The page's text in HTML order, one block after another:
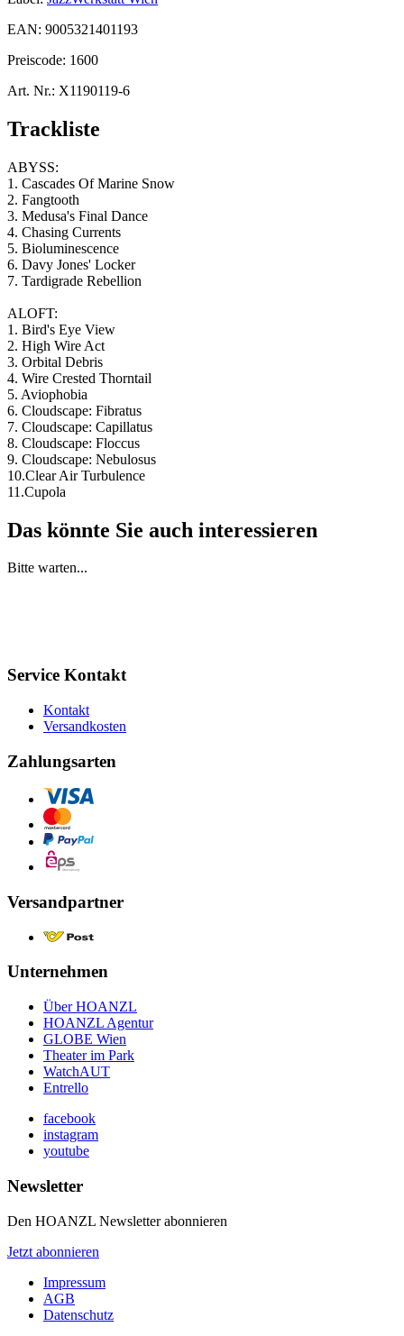
EAN: 9005321401193
Preiscode: 1600
Art. Nr.: X1190119-6
Trackliste
ABYSS:
1. Cascades Of Marine Snow
2. Fangtooth
3. Medusa's Final Dance
4. Chasing Currents
5. Bioluminescence
6. Davy Jones' Locker
7. Tardigrade Rebellion
ALOFT:
1. Bird's Eye View
2. High Wire Act
3. Orbital Debris
4. Wire Crested Thorntail
5. Aviophobia
6. Cloudscape: Fibratus
7. Cloudscape: Capillatus
8. Cloudscape: Floccus
9. Cloudscape: Nebulosus
10.Clear Air Turbulence
11.Cupola
Das könnte Sie auch interessieren
Bitte warten...
Service Kontakt
Kontakt
Versandkosten
Zahlungsarten
Versandpartner
Unternehmen
Über HOANZL
HOANZL Agentur
GLOBE Wien
Theater im Park
WatchAUT
Entrello
facebook
instagram
youtube
Newsletter
Den HOANZL Newsletter abonnieren
Jetzt abonnieren
Impressum
AGB
Datenschutz